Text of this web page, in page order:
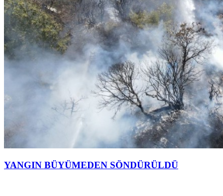
YANGIN BÜYÜMEDEN SÖNDÜRÜLDÜ